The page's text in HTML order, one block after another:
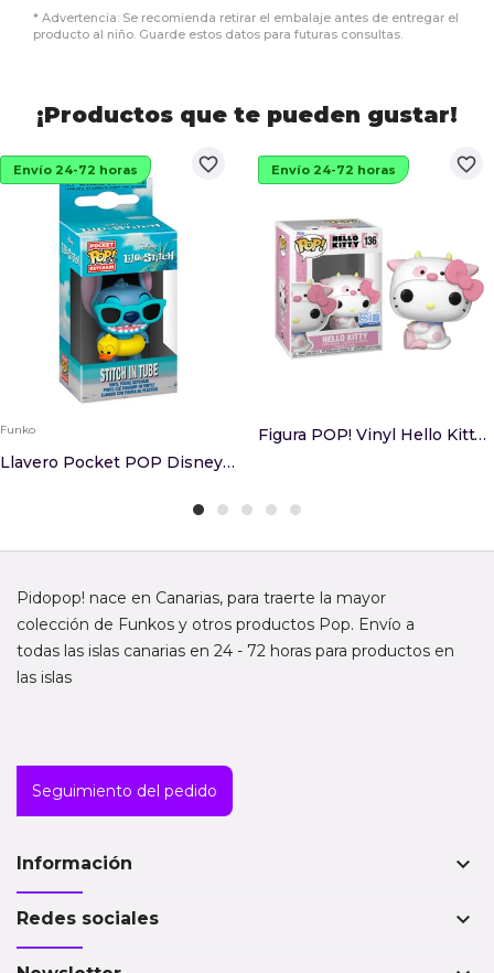
* Advertencia: Se recomienda retirar el embalaje antes de entregar el
producto al niño. Guarde estos datos para futuras consultas.
¡Productos que te pueden gustar!
favorite_border
Envío 24-72 horas
Funko
Llavero Pocket POP Disney Lilo & Stitch - Stitc...
favorite_border
Envío 24-72 horas
Figura POP! Vinyl Hello Kitty Cow Cosplay - San...
Pidopop! nace en Canarias, para traerte la mayor
colección de Funkos y otros productos Pop. Envío a
todas las islas canarias en 24 - 72 horas para productos en
las islas
Seguimiento del pedido
Información keyboard_arrow_down
Redes sociales keyboard_arrow_down